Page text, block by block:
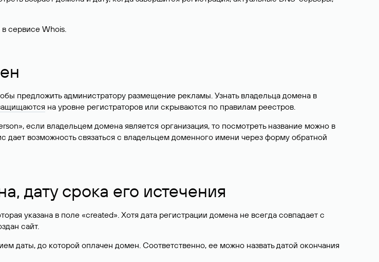
сервисе Whois.
предложить администратору размещение рекламы. Узнать владельца домена в
на уровне регистраторов или скрываются по правилам реестров.
если владельцем домена является организация, то посмотреть название можно в
дает возможность связаться с владельцем доменного имени через форму обратной
дату срока его истечения
указана в поле «created». Хотя дата регистрации домена не всегда совпадает с
сайт.
даты, до которой оплачен домен. Соответственно, ее можно назвать датой окончания